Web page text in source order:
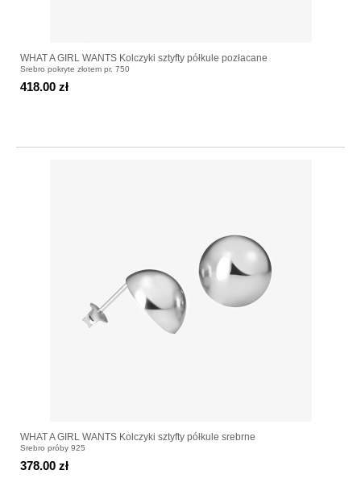
WHAT A GIRL WANTS Kolczyki sztyfty półkule pozłacane
Srebro pokryte złotem pr. 750
418.00 zł
WHAT A GIRL WANTS Kolczyki sztyfty półkule srebrne
Srebro próby 925
378.00 zł